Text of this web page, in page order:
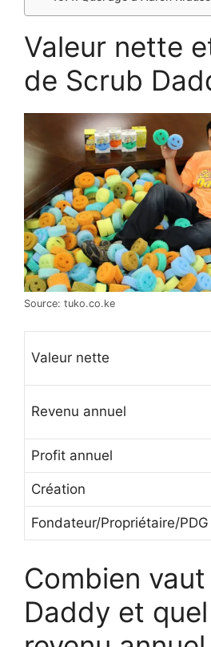
Valeur nette
de Scrub
Source: tuko.co.ke
Valeur nette
Revenu annuel
Profit annuel
Création
Fondateur/Propriétaire/PDG
Combien
Daddy et